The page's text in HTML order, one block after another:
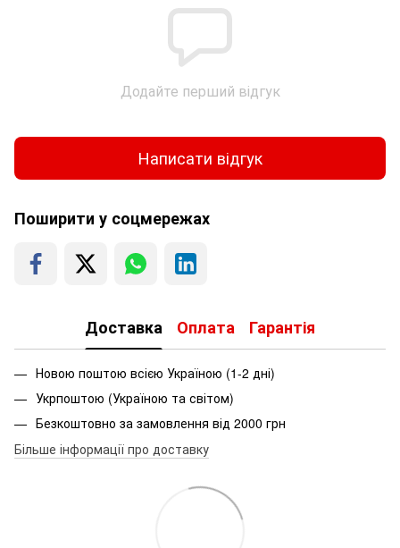
Додайте перший відгук
Написати відгук
Поширити у соцмережах
Доставка Оплата Гарантія
Новою поштою всією Україною (1-2 дні)
Укрпоштою (Україною та світом)
Безкоштовно за замовлення від 2000 грн
Більше інформації про доставку